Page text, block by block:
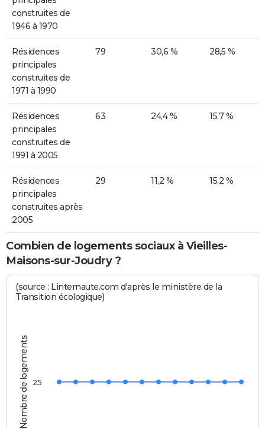
construites de
1946 à 1970
Résidences
principales
construites de
1971 à 1990
79 30,6 % 28,5 %
Résidences
principales
construites de
1991 à 2005
63 24,4 % 15,7 %
Résidences
principales
construites après
2005
29 11,2 % 15,2 %
Combien de logements sociaux à Vieilles-
Maisons-sur-Joudry ?
Nombre de logements
(source : Linternaute.com d'après le ministère de la
Transition écologique)
25